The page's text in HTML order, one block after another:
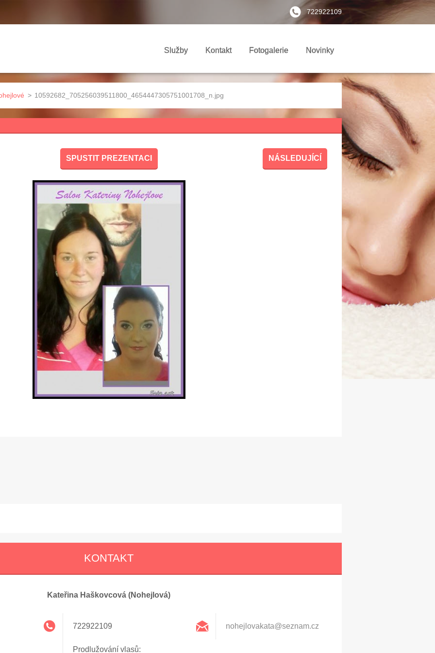
722922109
Služby Kontakt Fotogalerie Novinky
> 10592682_705256039511800_4654447305751001708_n.jpg
SPUSTIT PREZENTACI NÁSLEDUJÍCÍ
KONTAKT
Kateřina Haškovcová (Nohejlová)
722922109
Prodlužování vlasů:
nohejlovakata@seznam.cz